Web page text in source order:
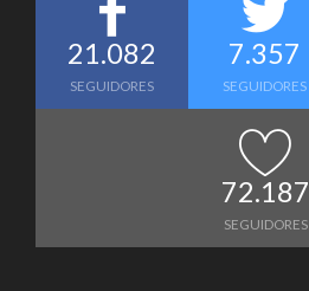
21.082
SEGUIDORES
7.357
SEGUIDORES
72.187
SEGUIDORES